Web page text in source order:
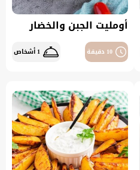
أومليت الجبن والخضار
10 دقيقة 1 أشخاص